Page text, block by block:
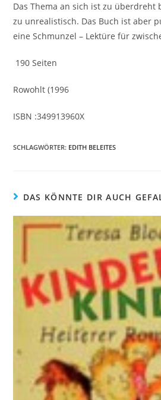
Das Thema an sich ist zu überdreht
zu unrealistisch. Das Buch ist aber
eine Schmunzel – Lektüre für
190 Seiten
Rowohlt (1996
ISBN :349913960X
SCHLAGWÖRTER: EDITH BELEITES
DAS KÖNNTE DIR AUCH